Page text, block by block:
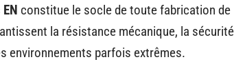
constitue le socle de toute fabrication de
la résistance mécanique, la sécurité
environnements parfois extrêmes.